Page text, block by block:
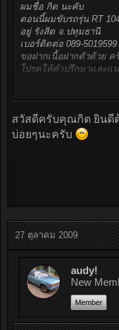
ผมชื่อ กิต นะคับ
ตอนนี้ผมขับรถรุ่น RT
อยู่ รังสิต จ.ปทุมธานี
เบอร์ติดต่อ 089-5019599
ขอฝากเนื้อฝากตัวด้วย ค
โปรดให้คำปรึกษาและแ
ปล. ท่านใด ที่รู้จัก อู่ซ่อม
อย่างผม ติดต่อมาบ้างนะค
สวัสดีครับคุณกิต ยินดี
บ่อยๆนะครับ
27 ตุลาคม 2009
audy!
New
Member